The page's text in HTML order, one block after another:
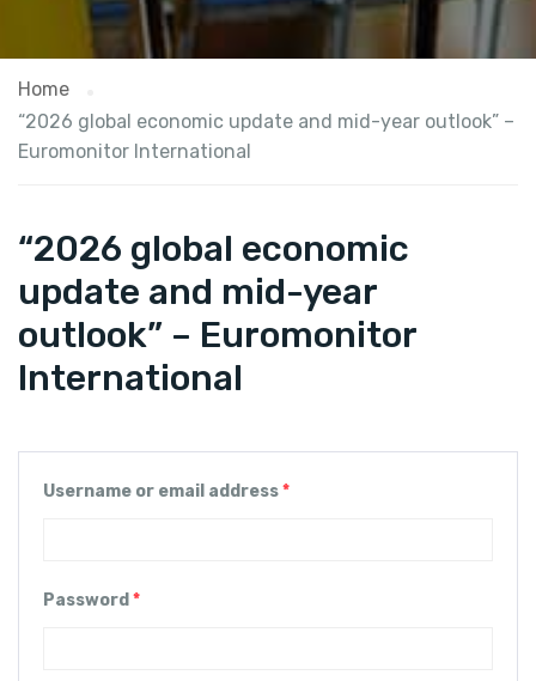
Home
“2026 global economic update and mid-year outlook” –
Euromonitor International
“2026 global economic
update and mid-year
outlook” – Euromonitor
International
Username or email address*
Password *